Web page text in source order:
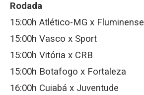
Rodada
15:00h Atlético-MG x Fluminense
15:00h Vasco x Sport
15:00h Vitória x CRB
15:00h Botafogo x Fortaleza
16:00h Cuiabá x Juventude